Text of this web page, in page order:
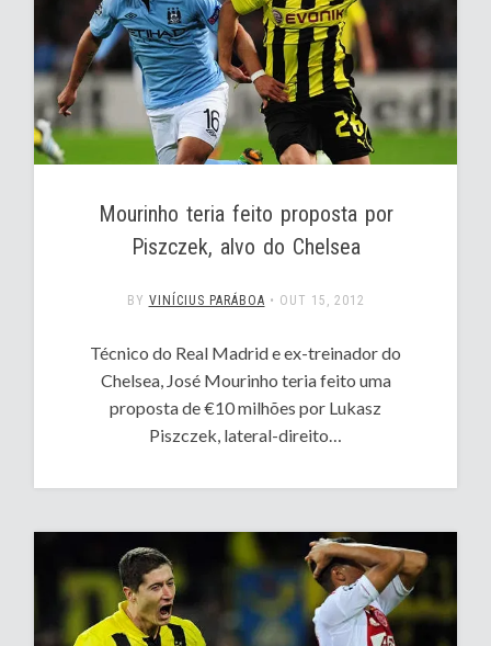
Mourinho teria feito proposta por
Piszczek, alvo do Chelsea
BY VINÍCIUS PARÁBOA • OUT 15, 2012
Técnico do Real Madrid e ex-treinador do
Chelsea, José Mourinho teria feito uma
proposta de €10 milhões por Lukasz
Piszczek, lateral-direito…